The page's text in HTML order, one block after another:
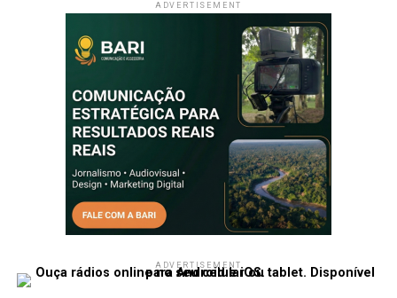
ADVERTISEMENT
ADVERTISEMENT